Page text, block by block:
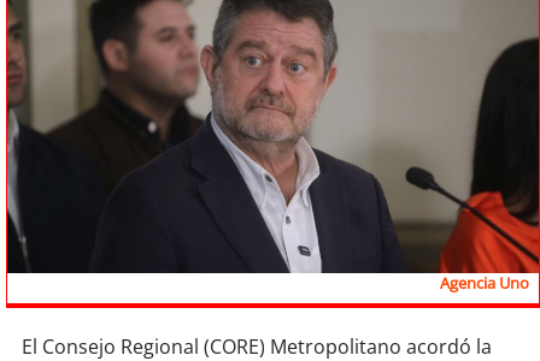
Tecnología
Sostenibilidad
soyiquique Agencia Uno
El Consejo Regional (CORE) Metropolitano acordó la